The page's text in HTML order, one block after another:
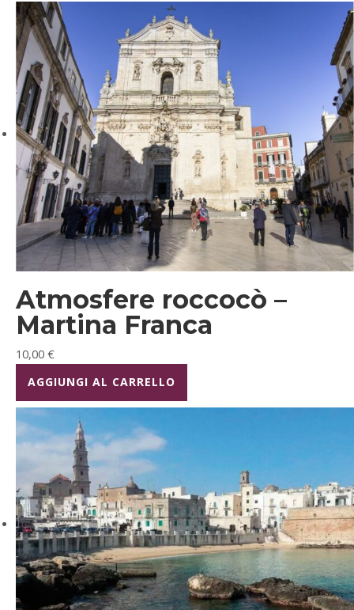
Atmosfere roccocò –
Martina Franca
10,00 €
AGGIUNGI AL CARRELLO